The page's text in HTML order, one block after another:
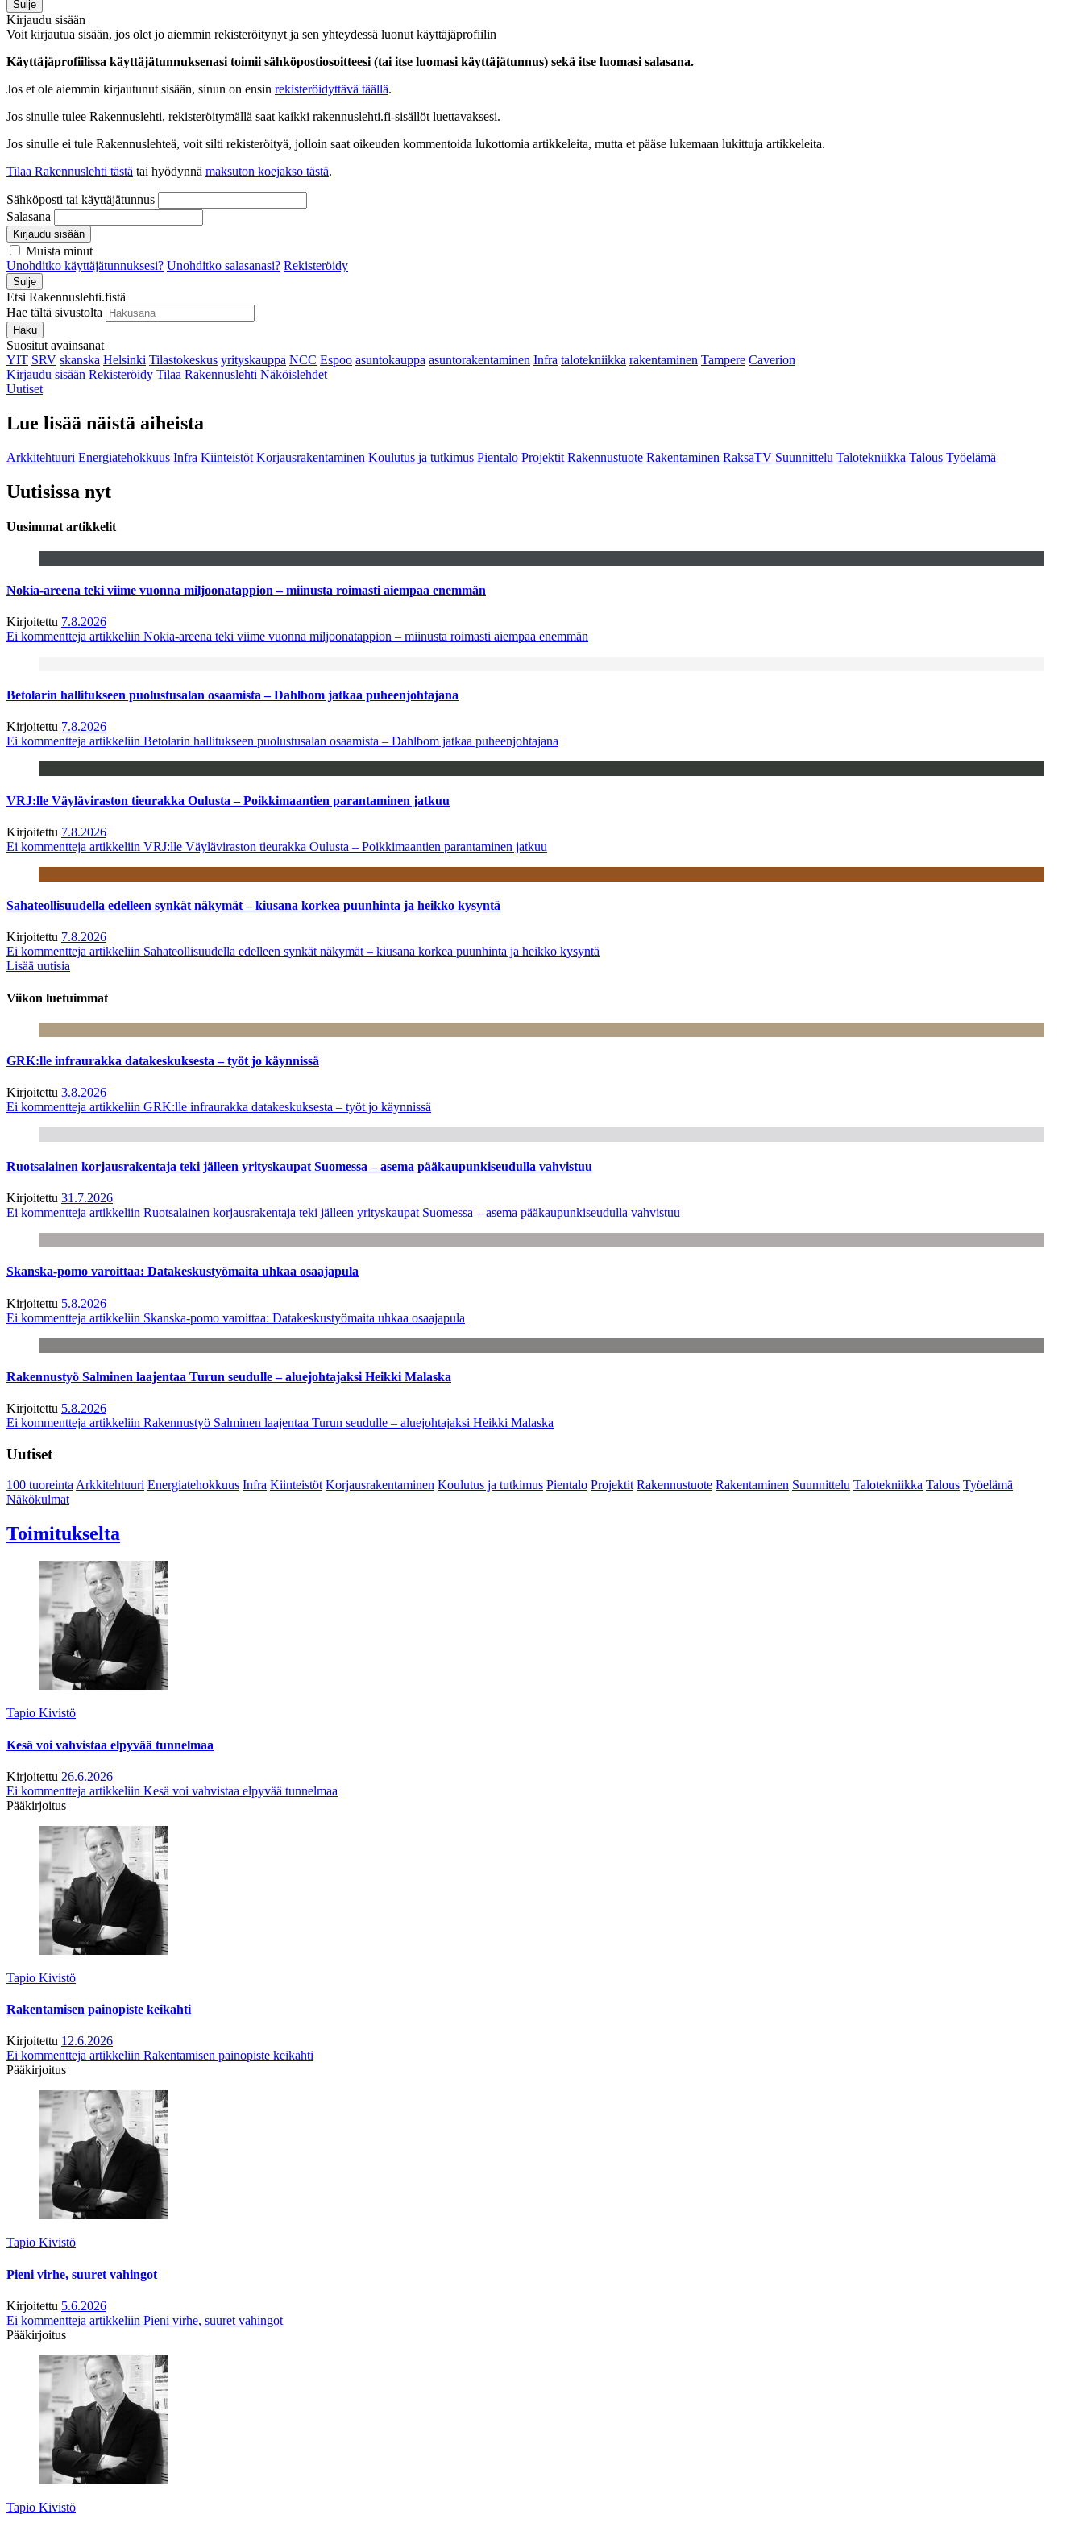
Sulje
Kirjaudu sisään
Voit kirjautua sisään, jos olet jo aiemmin rekisteröitynyt ja sen yhteydessä luonut käyttäjäprofiilin
Käyttäjäprofiilissa käyttäjätunnuksenasi toimii sähköpostiosoitteesi (tai itse luomasi käyttäjätunnus) sekä itse luomasi salasana.
Jos et ole aiemmin kirjautunut sisään, sinun on ensin rekisteröidyttävä täällä.
Jos sinulle tulee Rakennuslehti, rekisteröitymällä saat kaikki rakennuslehti.fi-sisällöt luettavaksesi.
Jos sinulle ei tule Rakennuslehteä, voit silti rekisteröityä, jolloin saat oikeuden kommentoida lukottomia artikkeleita, mutta et pääse lukemaan lukittuja artikkeleita.
Tilaa Rakennuslehti tästä tai hyödynnä maksuton koejakso tästä.
Sähköposti tai käyttäjätunnus
Salasana
Kirjaudu sisään
Muista minut
Unohditko käyttäjätunnuksesi? Unohditko salasanasi? Rekisteröidy
Sulje
Etsi Rakennuslehti.fistä
Hae tältä sivustolta
Haku
Suositut avainsanat
YIT SRV skanska Helsinki Tilastokeskus yrityskauppa NCC Espoo asuntokauppa asuntorakentaminen Infra talotekniikka rakentaminen Tampere Caverion
Kirjaudu sisään Rekisteröidy Tilaa Rakennuslehti Näköislehdet
Uutiset
Lue lisää näistä aiheista
Arkkitehtuuri Energiatehokkuus Infra Kiinteistöt Korjausrakentaminen Koulutus ja tutkimus Pientalo Projektit Rakennustuote Rakentaminen RaksaTV Suunnittelu Talotekniikka Talous Työelämä
Uutisissa nyt
Uusimmat artikkelit
Nokia-areena teki viime vuonna miljoonatappion – miinusta roimasti aiempaa enemmän
Kirjoitettu 7.8.2026
Ei kommentteja artikkeliin Nokia-areena teki viime vuonna miljoonatappion – miinusta roimasti aiempaa enemmän
Betolarin hallitukseen puolustusalan osaamista – Dahlbom jatkaa puheenjohtajana
Kirjoitettu 7.8.2026
Ei kommentteja artikkeliin Betolarin hallitukseen puolustusalan osaamista – Dahlbom jatkaa puheenjohtajana
VRJ:lle Väyläviraston tieurakka Oulusta – Poikkimaantien parantaminen jatkuu
Kirjoitettu 7.8.2026
Ei kommentteja artikkeliin VRJ:lle Väyläviraston tieurakka Oulusta – Poikkimaantien parantaminen jatkuu
Sahateollisuudella edelleen synkät näkymät – kiusana korkea puunhinta ja heikko kysyntä
Kirjoitettu 7.8.2026
Ei kommentteja artikkeliin Sahateollisuudella edelleen synkät näkymät – kiusana korkea puunhinta ja heikko kysyntä
Lisää uutisia
Viikon luetuimmat
GRK:lle infraurakka datakeskuksesta – työt jo käynnissä
Kirjoitettu 3.8.2026
Ei kommentteja artikkeliin GRK:lle infraurakka datakeskuksesta – työt jo käynnissä
Ruotsalainen korjausrakentaja teki jälleen yrityskaupat Suomessa – asema pääkaupunkiseudulla vahvistuu
Kirjoitettu 31.7.2026
Ei kommentteja artikkeliin Ruotsalainen korjausrakentaja teki jälleen yrityskaupat Suomessa – asema pääkaupunkiseudulla vahvistuu
Skanska-pomo varoittaa: Datakeskustyömaita uhkaa osaajapula
Kirjoitettu 5.8.2026
Ei kommentteja artikkeliin Skanska-pomo varoittaa: Datakeskustyömaita uhkaa osaajapula
Rakennustyö Salminen laajentaa Turun seudulle – aluejohtajaksi Heikki Malaska
Kirjoitettu 5.8.2026
Ei kommentteja artikkeliin Rakennustyö Salminen laajentaa Turun seudulle – aluejohtajaksi Heikki Malaska
Uutiset
100 tuoreintaArkkitehtuuri Energiatehokkuus Infra Kiinteistöt Korjausrakentaminen Koulutus ja tutkimus Pientalo Projektit Rakennustuote Rakentaminen Suunnittelu Talotekniikka Talous Työelämä
Näkökulmat
Toimitukselta
Tapio Kivistö
Kesä voi vahvistaa elpyvää tunnelmaa
Kirjoitettu 26.6.2026
Ei kommentteja artikkeliin Kesä voi vahvistaa elpyvää tunnelmaa
Pääkirjoitus
Tapio Kivistö
Rakentamisen painopiste keikahti
Kirjoitettu 12.6.2026
Ei kommentteja artikkeliin Rakentamisen painopiste keikahti
Pääkirjoitus
Tapio Kivistö
Pieni virhe, suuret vahingot
Kirjoitettu 5.6.2026
Ei kommentteja artikkeliin Pieni virhe, suuret vahingot
Pääkirjoitus
Tapio Kivistö